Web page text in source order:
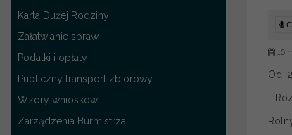
Karta Dużej Rodziny
Załatwianie spraw
Podatki i opłaty
Publiczny transport zbiorowy
Wzory wniosków
Zarządzenia Burmistrza
16
Od
i